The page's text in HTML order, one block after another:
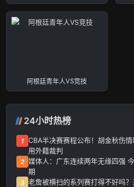
阿根廷青年人VS竞技
24小时热榜
1
CBA半决赛赛程公布！胡金秋伤
用外籍裁判
2 媒体人：广东连续两年无缘四强
期
3 老詹被横扫的系列赛打得不好吗